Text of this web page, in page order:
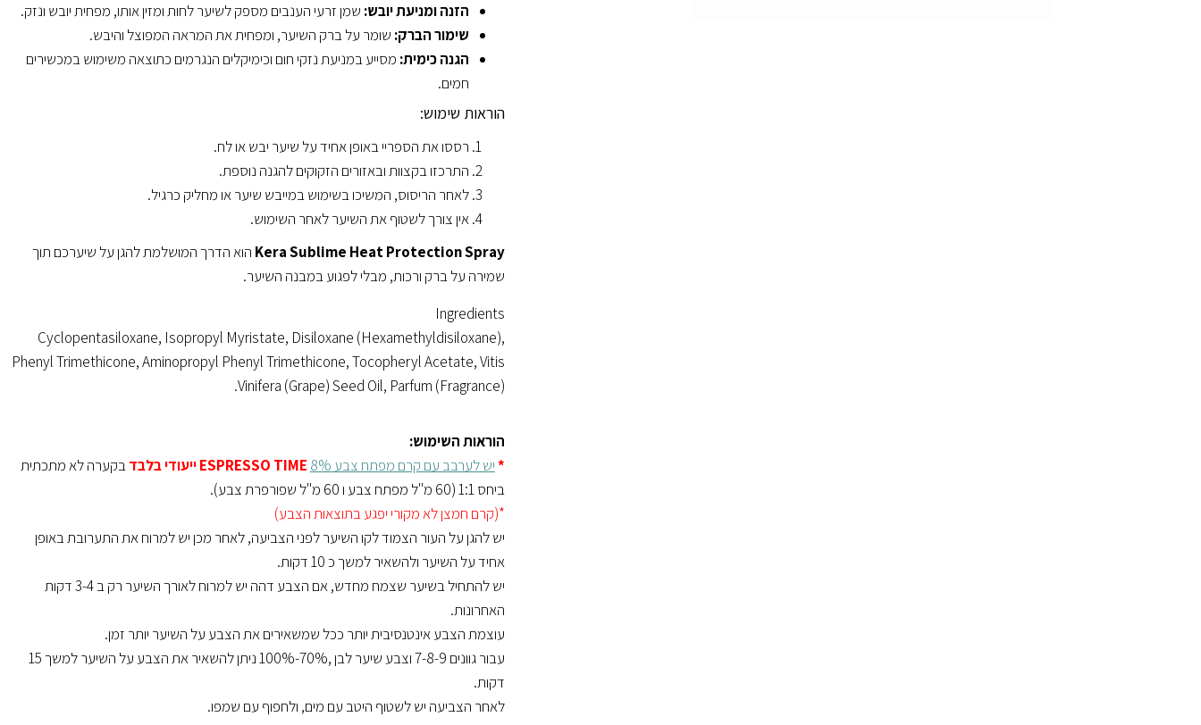
הוראות השימוש:
*יש לערבב עם קרם מפתח צבע 8% ESPRESSO TIME ייעודי בלבד
בקערה לא מתכתית
ביחס 1:1 (60 מ"ל מפתח צבע ו 60 מ"ל שפורפרת צבע).
*(קרם חמצן לא מקורי יפגע בתוצאות הצבע)
יש להגן על העור הצמוד לקו השיער לפני הצביעה, לאחר מכן יש למרוח את התערובת באופן
אחיד על השיער ולהשאיר למשך כ 10 דקות.
יש להתחיל בשיער שצמח מחדש, אם הצבע דהה יש למרוח לאורך השיער רק ב 3-4 דקות
האחרונות.
עוצמת הצבע אינטנסיבית יותר ככל שמשאירים את הצבע על השיער יותר זמן.
עבור גוונים 7-8-9 וצבע שיער לבן ,70%-100% ניתן להשאיר את הצבע על השיער למשך 15
דקות.
לאחר הצביעה יש לשטוף היטב עם מים, ולחפוף עם שמפו.
הזנה ומניעת יובש: שמן זרעי הענבים מספק לשיער לחות ומזין אותו, מפחית יובש ונזק.
שימור הברק: שומר על ברק השיער, ומפחית את המראה המפוצל והיבש.
הגנה כימית: מסייע במניעת נזקי חום וכימיקלים הנגרמים כתוצאה משימוש במכשירים
חמים.
הוראות שימוש:
רססו את הספריי באופן אחיד על שיער יבש או לח.
התרכזו בקצוות ובאזורים הזקוקים להגנה נוספת.
לאחר הריסוס, המשיכו בשימוש במייבש שיער או מחליק כרגיל.
אין צורך לשטוף את השיער לאחר השימוש.
Kera Sublime Heat Protection Spray הוא הדרך המושלמת להגן על שיערכם תוך
שמירה על ברק ורכות, מבלי לפגוע במבנה השיער.
Ingredients
Cyclopentasiloxane, Isopropyl Myristate, Disiloxane (Hexamethyldisiloxane),
Phenyl Trimethicone, Aminopropyl Phenyl Trimethicone, Tocopheryl Acetate, Vitis
Vinifera (Grape) Seed Oil, Parfum (Fragrance).